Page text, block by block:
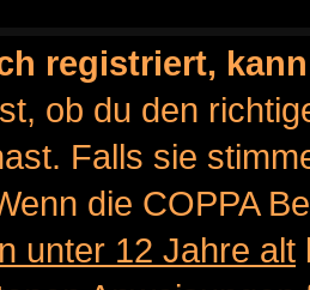
registriert,
ob du den
Falls sie
die COPPA
unter 12 Jahre alt